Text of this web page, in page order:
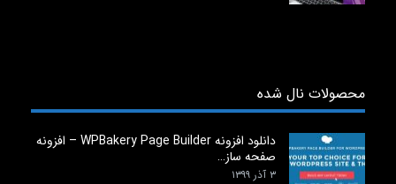
محصولات نال شده
دانلود افزونه WPBakery Page Builder – افزونه
صفحه ساز…
۳ آذر ۱۳۹۹